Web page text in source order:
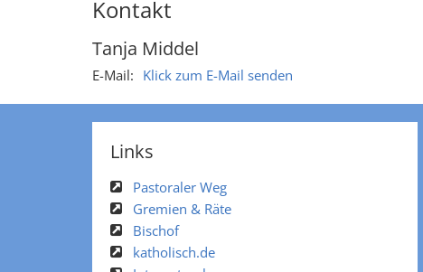
Kontakt
Tanja Middel
E-Mail: Klick zum E-Mail senden
Links
Pastoraler Weg
Gremien & Räte
Bischof
katholisch.de